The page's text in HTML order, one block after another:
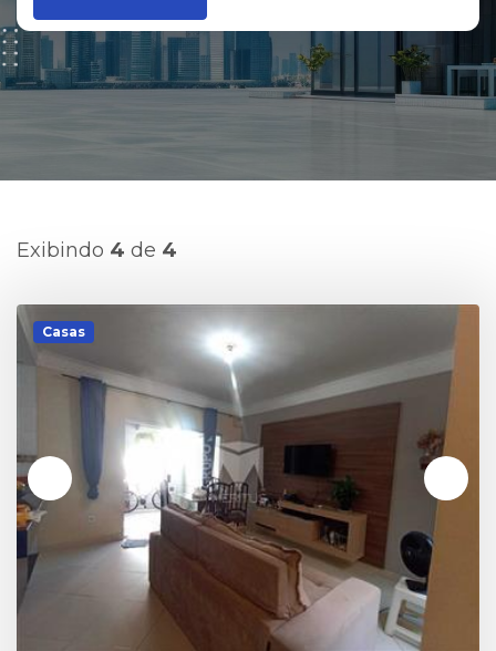
Exibindo 4 de 4
Casas